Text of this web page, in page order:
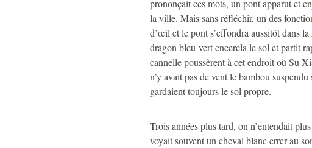
prononçait ces mots, un pont apparut et
la ville. Mais sans réfléchir, un des
d’œil et le pont s’effondra aussitôt dans
dragon bleu-vert encercla le sol et partit
cannelle poussèrent à cet endroit où Su
n’y avait pas de vent le bambou
gardaient toujours le sol propre.
Trois années plus tard, on n’entendait
voyait souvent un cheval blanc errer au